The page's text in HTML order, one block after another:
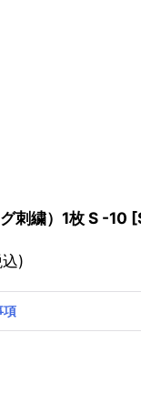
刺繍）1枚 S -10 [
)
項